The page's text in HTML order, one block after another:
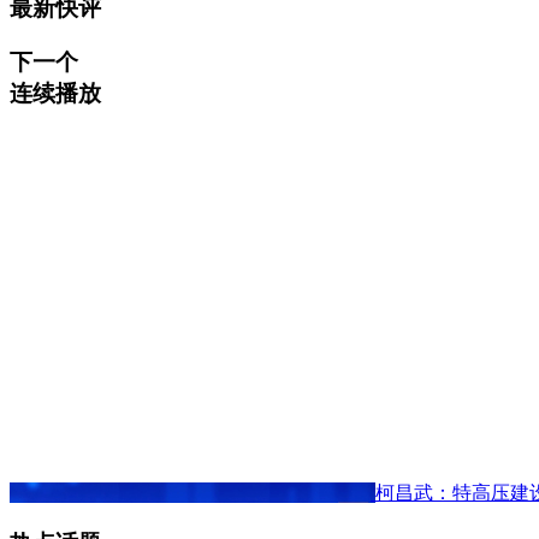
最新快评
下一个
连续播放
柯昌武：特高压建